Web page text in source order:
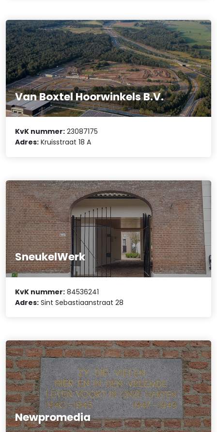
Van Boxtel Hoorwinkels B.V.
KvK nummer: 23087175
Adres: Kruisstraat 18 A
SneukelWerk
KvK nummer: 84536241
Adres: Sint Sebastiaanstraat 28
Newpromedia